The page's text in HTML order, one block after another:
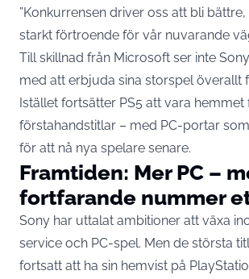
”Konkurrensen driver oss att bli
starkt förtroende för vår nuvarande
Till skillnad från Microsoft ser inte
med att erbjuda sina storspel överallt
Istället fortsätter PS5 att vara hemmet
förstahandstitlar – med PC-portar
för att nå nya spelare senare.
Framtiden: Mer PC –
fortfarande nummer
Sony har uttalat ambitioner att växa
service och PC-spel. Men de största
fortsatt att ha sin hemvist på